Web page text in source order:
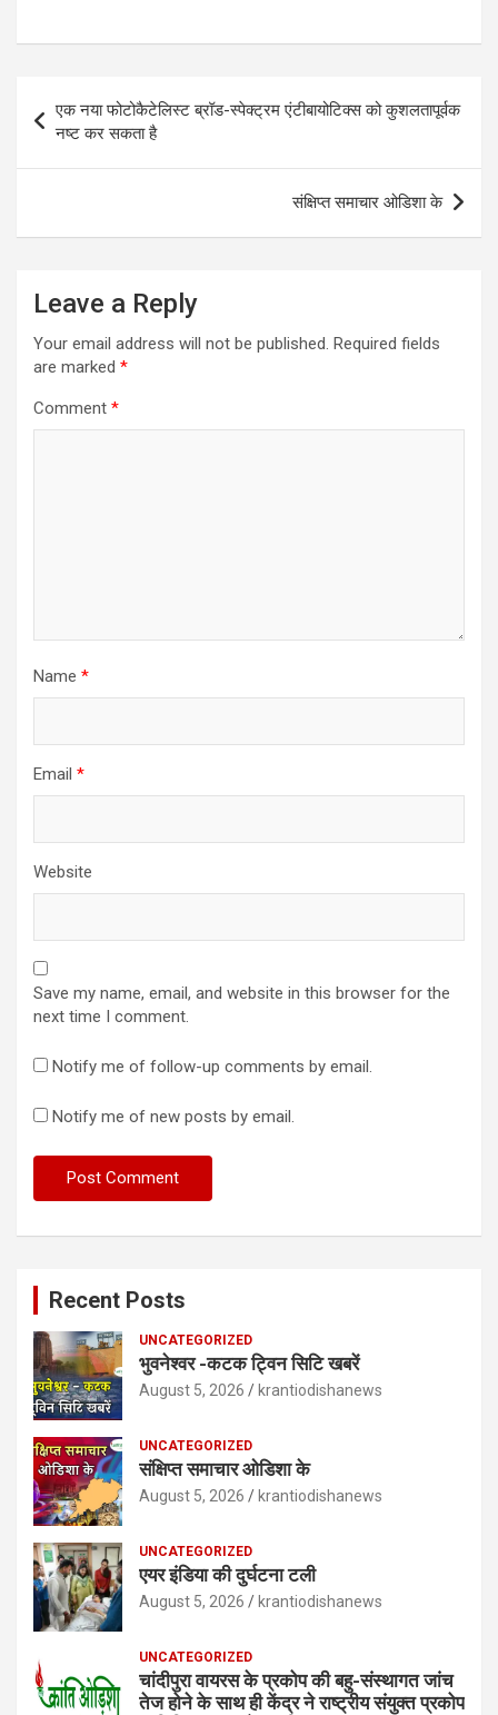
navigation
एक नया फोटोकैटेलिस्ट ब्रॉड-स्पेक्ट्रम एंटीबायोटिक्स को कुशलतापूर्वक
नष्ट कर सकता है
संक्षिप्त समाचार ओडिशा के
Leave a Reply
Your email address will not be published. Required fields
are marked *
Comment *
Name *
Email *
Website
Save my name, email, and website in this browser for the
next time I comment.
Notify me of follow-up comments by email.
Notify me of new posts by email.
Recent Posts
UNCATEGORIZED
भुवनेश्वर -कटक ट्विन सिटि खबरें
August 5, 2026 krantiodishanews
UNCATEGORIZED
संक्षिप्त समाचार ओडिशा के
August 5, 2026 krantiodishanews
UNCATEGORIZED
एयर इंडिया की दुर्घटना टली
August 5, 2026 krantiodishanews
UNCATEGORIZED
चांदीपुरा वायरस के प्रकोप की बहु-संस्थागत जांच
तेज होने के साथ ही केंद्र ने राष्ट्रीय संयुक्त प्रकोप